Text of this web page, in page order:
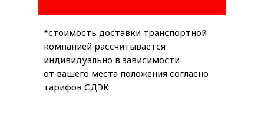
*стоимость доставки транспортной
компанией рассчитывается
индивидуально в зависимости
от вашего места положения согласно
тарифов СДЭК